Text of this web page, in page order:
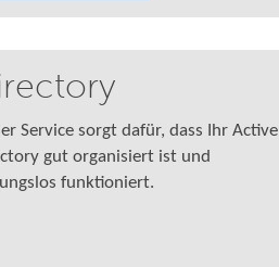
Service sorgt dafür, dass Ihr Active
gut organisiert ist und
funktioniert.